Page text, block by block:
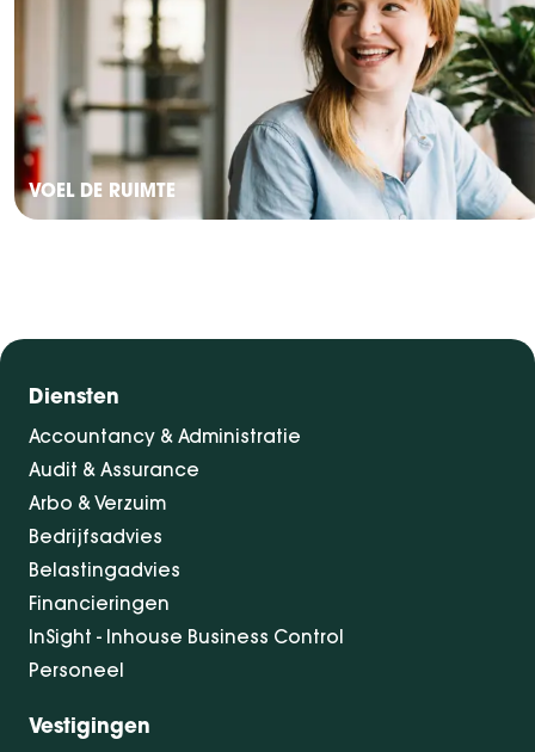
VOEL DE RUIMTE
Diensten
Accountancy & Administratie
Audit & Assurance
Arbo & Verzuim
Bedrijfsadvies
Belastingadvies
Financieringen
InSight - Inhouse Business Control
Personeel
Vestigingen